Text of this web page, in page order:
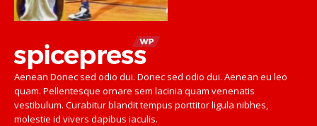
Aenean Donec sed odio dui. Donec sed odio dui. Aenean eu leo
quam. Pellentesque ornare sem lacinia quam venenatis
vestibulum. Curabitur blandit tempus porttitor ligula nibhes,
molestie id vivers dapibus iaculis.